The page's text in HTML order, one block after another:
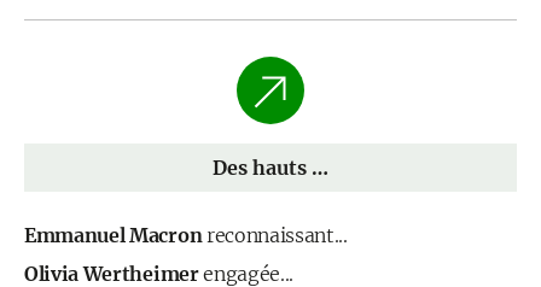
Des hauts …
Emmanuel Macronreconnaissant...
Olivia Wertheimerengagée...